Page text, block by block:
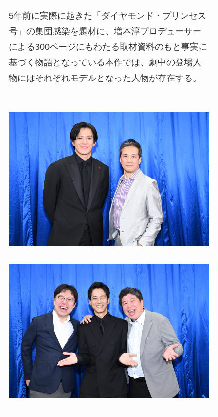
5年前に実際に起きた「ダイヤモンド・プリンセス
号」の集団感染を題材に、増本淳プロデューサー
による300ページにもわたる取材資料のもと事実に
基づく物語となっている本作では、劇中の登場人
物にはそれぞれモデルとなった人物が存在する。